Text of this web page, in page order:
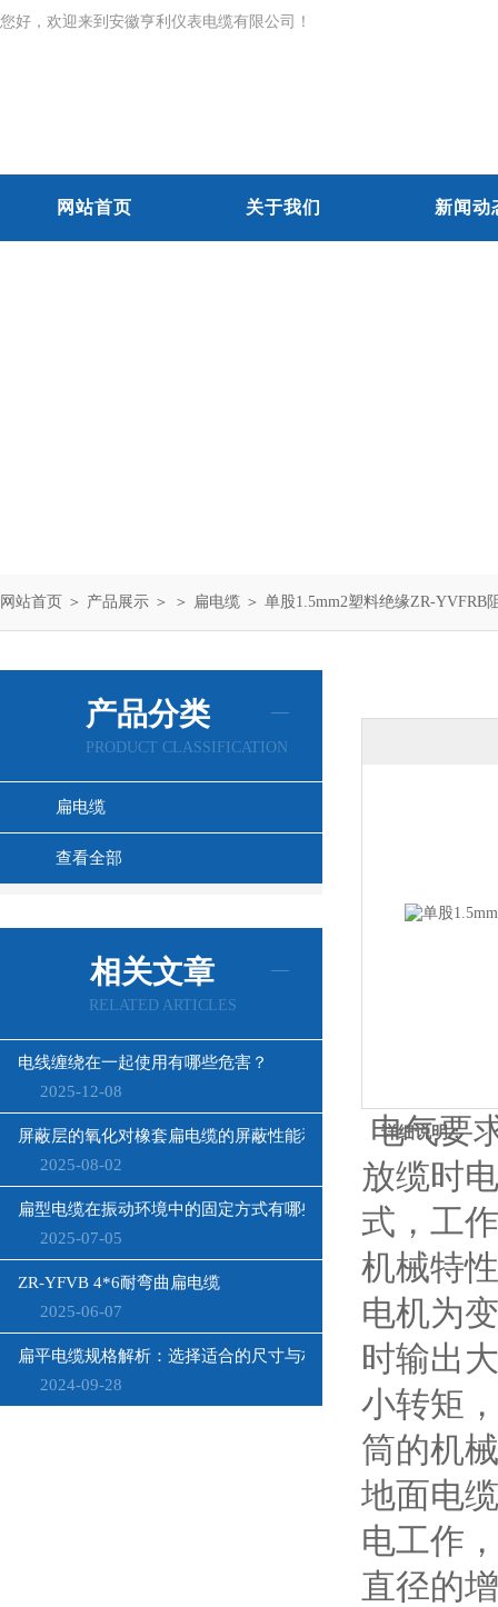
您好，欢迎来到安徽亨利仪表电缆有限公司！
网站首页 关于我们 新闻动
网站首页 ＞ 产品展示 ＞ ＞ 扁电缆 ＞ 单股1.5mm2塑料绝缘ZR-YVFRB
产品分类
PRODUCT CLASSIFICATION
扁电缆
查看全部
相关文章
RELATED ARTICLES
电线缠绕在一起使用有哪些危害？
2025-12-08
屏蔽层的氧化对橡套扁电缆的屏蔽性能和寿命有何影响？
2025-08-02
扁型电缆在振动环境中的固定方式有哪些？
2025-07-05
ZR-YFVB 4*6耐弯曲扁电缆
2025-06-07
扁平电缆规格解析：选择适合的尺寸与材质
2024-09-28
详细说明：
电气要
放缆时
式，工
机械特
电机为
时输出
小转矩
筒的机
地面电
电工作
直径的